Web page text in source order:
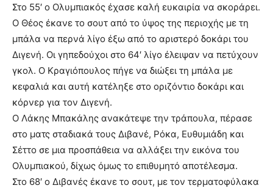
Στο 55′ ο Ολυμπιακός έχασε καλή ευκαιρία να σκοράρει.
Ο Θέος έκανε το σουτ από το ύψος της περιοχής με τη
μπάλα να περνά λίγο έξω από το αριστερό δοκάρι του
Διγενή. Οι γηπεδούχοι στο 64′ λίγο έλειψαν να πετύχουν
γκολ. Ο Κραγιόπουλος πήγε να διώξει τη μπάλα με
κεφαλιά και αυτή κατέληξε στο οριζόντιο δοκάρι και
κόρνερ για τον Διγενή.
Ο Λάκης Μπακάλης ανακάτεψε την τράπουλα, πέρασε
στο ματς σταδιακά τους Διβανέ, Ρόκα, Ευθυμιάδη και
Σέττο σε μια προσπάθεια να αλλάξει την εικόνα του
Ολυμπιακού, δίχως όμως το επιθυμητό αποτέλεσμα.
Στο 68′ ο Διβανές έκανε το σουτ, με τον τερματοφύλακα